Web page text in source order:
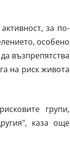
за по-
особено
възпрепятства
на риск живота
групи,
каза още